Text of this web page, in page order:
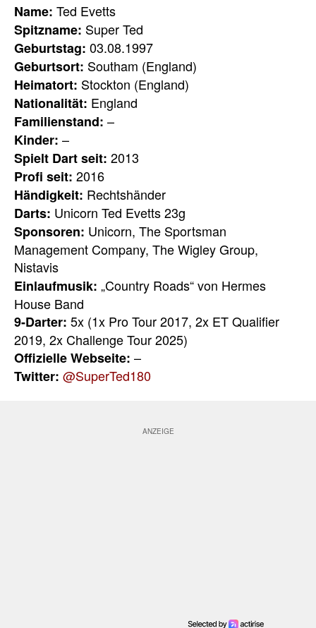
Name: Ted Evetts
Spitzname: Super Ted
Geburtstag: 03.08.1997
Geburtsort: Southam (England)
Heimatort: Stockton (England)
Nationalität: England
Familienstand: –
Kinder: –
Spielt Dart seit: 2013
Profi seit: 2016
Händigkeit: Rechtshänder
Darts: Unicorn Ted Evetts 23g
Sponsoren: Unicorn, The Sportsman
Management Company, The Wigley Group,
Nistavis
Einlaufmusik: „Country Roads“ von Hermes
House Band
9-Darter: 5x (1x Pro Tour 2017, 2x ET Qualifier
2019, 2x Challenge Tour 2025)
Offizielle Webseite: –
Twitter: @SuperTed180